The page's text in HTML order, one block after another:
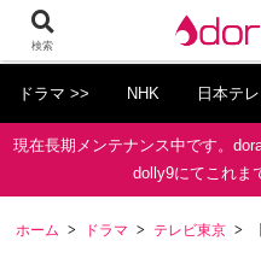
ドラマ >> NHK 日本テ
現在長期メンテナンス中です。
dolly9にてこれま
ホーム ドラマ テレビ東京
検索